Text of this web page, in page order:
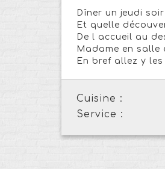
Dîner un jeudi
Et quelle
De l accueil au
Madame en salle
En bref allez y les
Cuisine :
Service :